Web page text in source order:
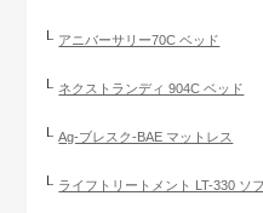
アニバーサリー70C ベッド
ネクストランディ 904C ベッド
Ag-ブレスク-BAE マットレス
ライフトリートメント LT-330 ソ